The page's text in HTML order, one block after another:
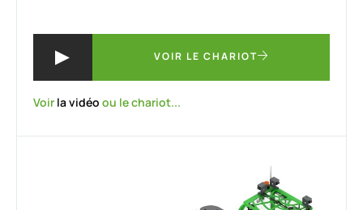
VOIR LE CHARIOT
Voir la vidéo ou le chariot...